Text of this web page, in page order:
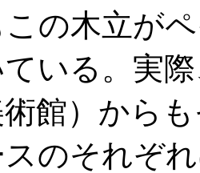
の木立が
ている。実
館）から
スのそれぞ